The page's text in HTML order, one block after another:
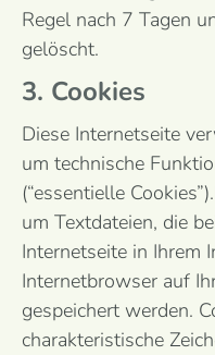
Regel nach 7 Tagen
gelöscht.
3. Cookies
Diese Internetseite
um technische
(“essentielle
um Textdateien, die
Internetseite in Ihrem
Internetbrowser auf
gespeichert werden.
charakteristische